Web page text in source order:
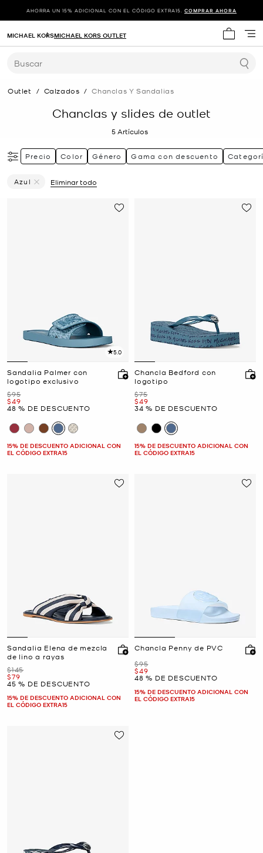
AHORRA UN 15% ADICIONAL CON EL CÓDIGO EXTRA15. COMPRAR AHORA
Mi
MICHAEL KORSMICHAEL KORS OUTLET
Buscar
Outlet / Calzados / Chanclas Y Sandalias
Chanclas y slides de outlet
5 Artículos
Precio Color Género Gama con descuento
Azul
Eliminar todo
5.0
Sandalia Palmer con
logotipo exclusivo
Era
$95
Ahora
$49
48 % DE DESCUENTO
15% DE DESCUENTO ADICIONAL CON
EL CÓDIGO EXTRA15
Chancla Bedford con
logotipo
Era
$75
Ahora
$49
34 % DE DESCUENTO
15% DE DESCUENTO ADICIONAL CON
EL CÓDIGO EXTRA15
Sandalia Elena de mezcla
de lino a rayas
Era
$145
Ahora
$79
45 % DE DESCUENTO
15% DE DESCUENTO ADICIONAL CON
EL CÓDIGO EXTRA15
Chancla Penny de PVC
Era
$95
Ahora
$49
48 % DE DESCUENTO
15% DE DESCUENTO ADICIONAL CON
EL CÓDIGO EXTRA15